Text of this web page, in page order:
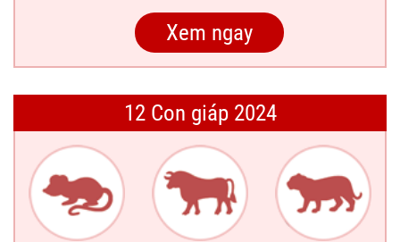
12 Con giáp 2024